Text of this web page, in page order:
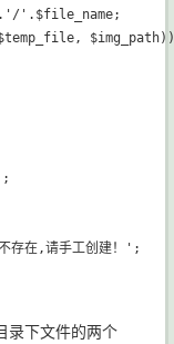
'.$file_name;
在,请手工创建！';
录下文件的两个